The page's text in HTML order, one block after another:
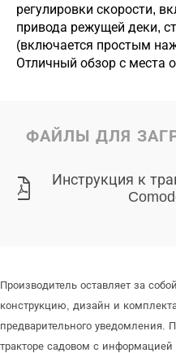
регулировки скорости,
привода режущей деки,
(включается простым
Отличный обзор с места
ФАЙЛЫ ДЛЯ
Инструкция к
Производитель оставляет за
конструкцию, дизайн и
предварительного уведомления.
тракторе садовом с